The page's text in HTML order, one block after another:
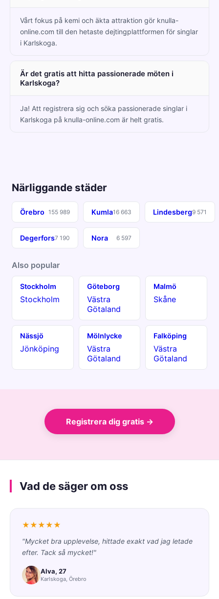
Vårt fokus på kemi och äkta attraktion gör knulla-
online.com till den hetaste dejtingplattformen för singlar
i Karlskoga.
Är det gratis att hitta passionerade möten i
Karlskoga?
Ja! Att registrera sig och söka passionerade singlar i
Karlskoga på knulla-online.com är helt gratis.
Närliggande städer
Örebro 155 989 Kumla16 663 Lindesberg9 571
Degerfors7 190 Nora 6 597
Also popular
Stockholm
Stockholm
Göteborg
Västra
Götaland
Malmö
Skåne
Nässjö
Jönköping
Mölnlycke
Västra
Götaland
Falköping
Västra
Götaland
Registrera dig gratis →
Vad de säger om oss
★★★★★
"Mycket bra upplevelse, hittade exakt vad jag letade
efter. Tack så mycket!"
Alva, 27
Karlskoga, Örebro